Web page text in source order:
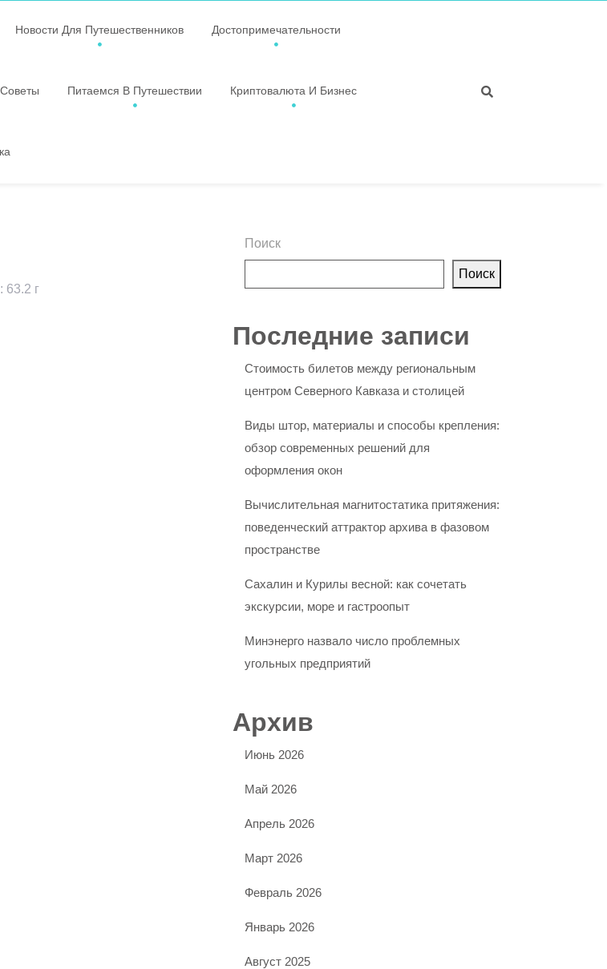
Новости Для Путешественников Достопримечательности
Питаемся В Путешествии Криптовалюта И Бизнес
63.2 г
Поиск
Поиск
Последние записи
Стоимость билетов между региональным
центром Северного Кавказа и столицей
Виды штор, материалы и способы крепления:
обзор современных решений для
оформления окон
Вычислительная магнитостатика притяжения:
поведенческий аттрактор архива в фазовом
пространстве
Сахалин и Курилы весной: как сочетать
экскурсии, море и гастроопыт
Минэнерго назвало число проблемных
угольных предприятий
Архив
Июнь 2026
Май 2026
Апрель 2026
Март 2026
Февраль 2026
Январь 2026
Август 2025